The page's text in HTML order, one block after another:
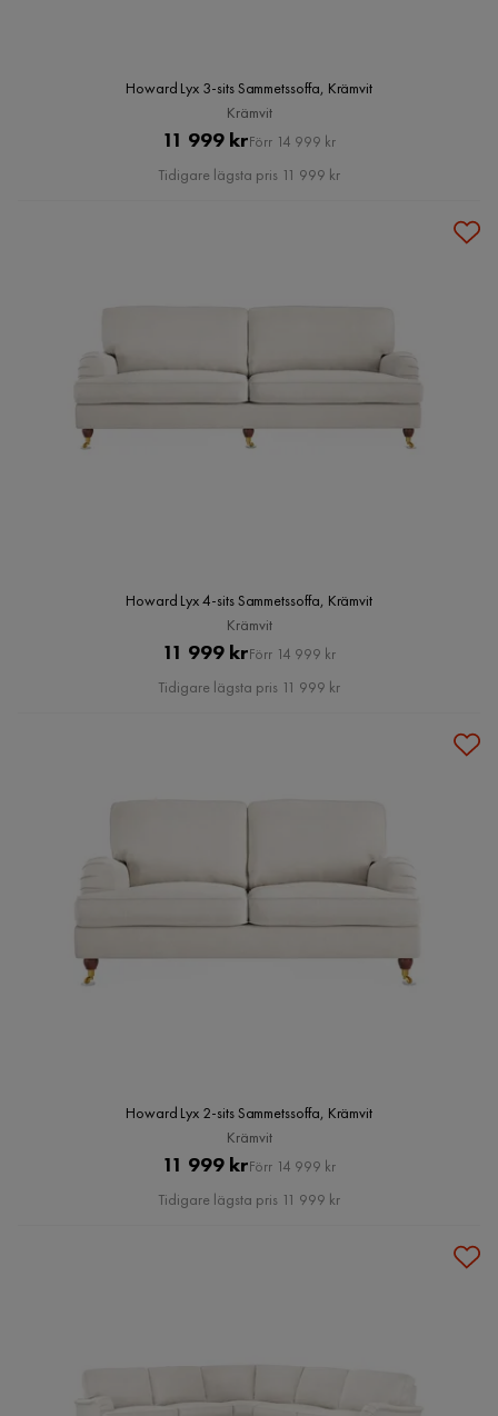
Howard Lyx 3-sits Sammetssoffa, Krämvit
Krämvit
Pris
11 999 krOriginal
Pris
Förr 14 999 kr
Tidigare lägsta pris 11 999 kr
Howard Lyx 4-sits Sammetssoffa, Krämvit
Krämvit
Pris
11 999 krOriginal
Pris
Förr 14 999 kr
Tidigare lägsta pris 11 999 kr
Howard Lyx 2-sits Sammetssoffa, Krämvit
Krämvit
Pris
11 999 krOriginal
Pris
Förr 14 999 kr
Tidigare lägsta pris 11 999 kr